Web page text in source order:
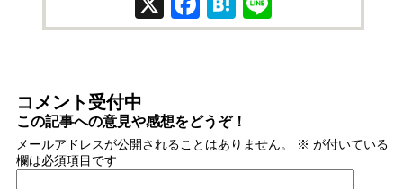
コメント受付中
この記事への意見や感想をどうぞ！
メールアドレスが公開されることはありません。 ※ が付いている
欄は必須項目です